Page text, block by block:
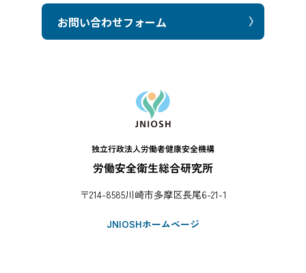
〒214-8585川崎市多摩区長尾6-21-1
JNIOSHホームページ
お問い合わせフォーム